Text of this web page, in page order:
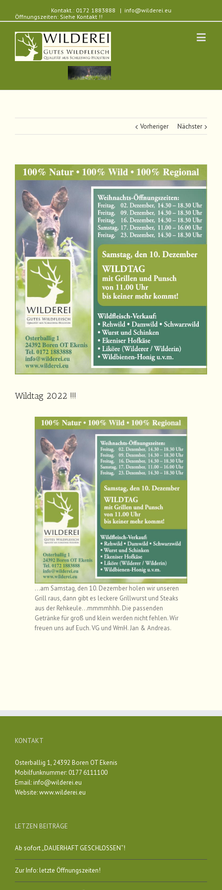
Kontakt.: 0172 1883888
Öffnungszeiten: Siehe Kontakt !!
| info@wilderei.eu
Vorheriger Nächster
Wildtag 2022 !!!
…am Samstag, den 10. Dezember holen wir unseren
Grill raus, dann gibt es leckere Grillwurst und Steaks
aus der Rehkeule…mmmmhhh. Die passenden
Getränke für groß und klein werden nicht fehlen. Wir
freuen uns auf Euch. VG und WmH. Jan & Andreas.
KONTAKT
Osterballig 1, 24392 Boren OT Ekenis
Mobilfunknummer: 0177 6111100
Email:info@wilderei.eu
Website:www.wilderei.eu
LETZEN BEITRÄGE
Ab sofort „DAUERHAFT GESCHLOSSEN“!
Zur Info: letzte Öffnungszeiten!